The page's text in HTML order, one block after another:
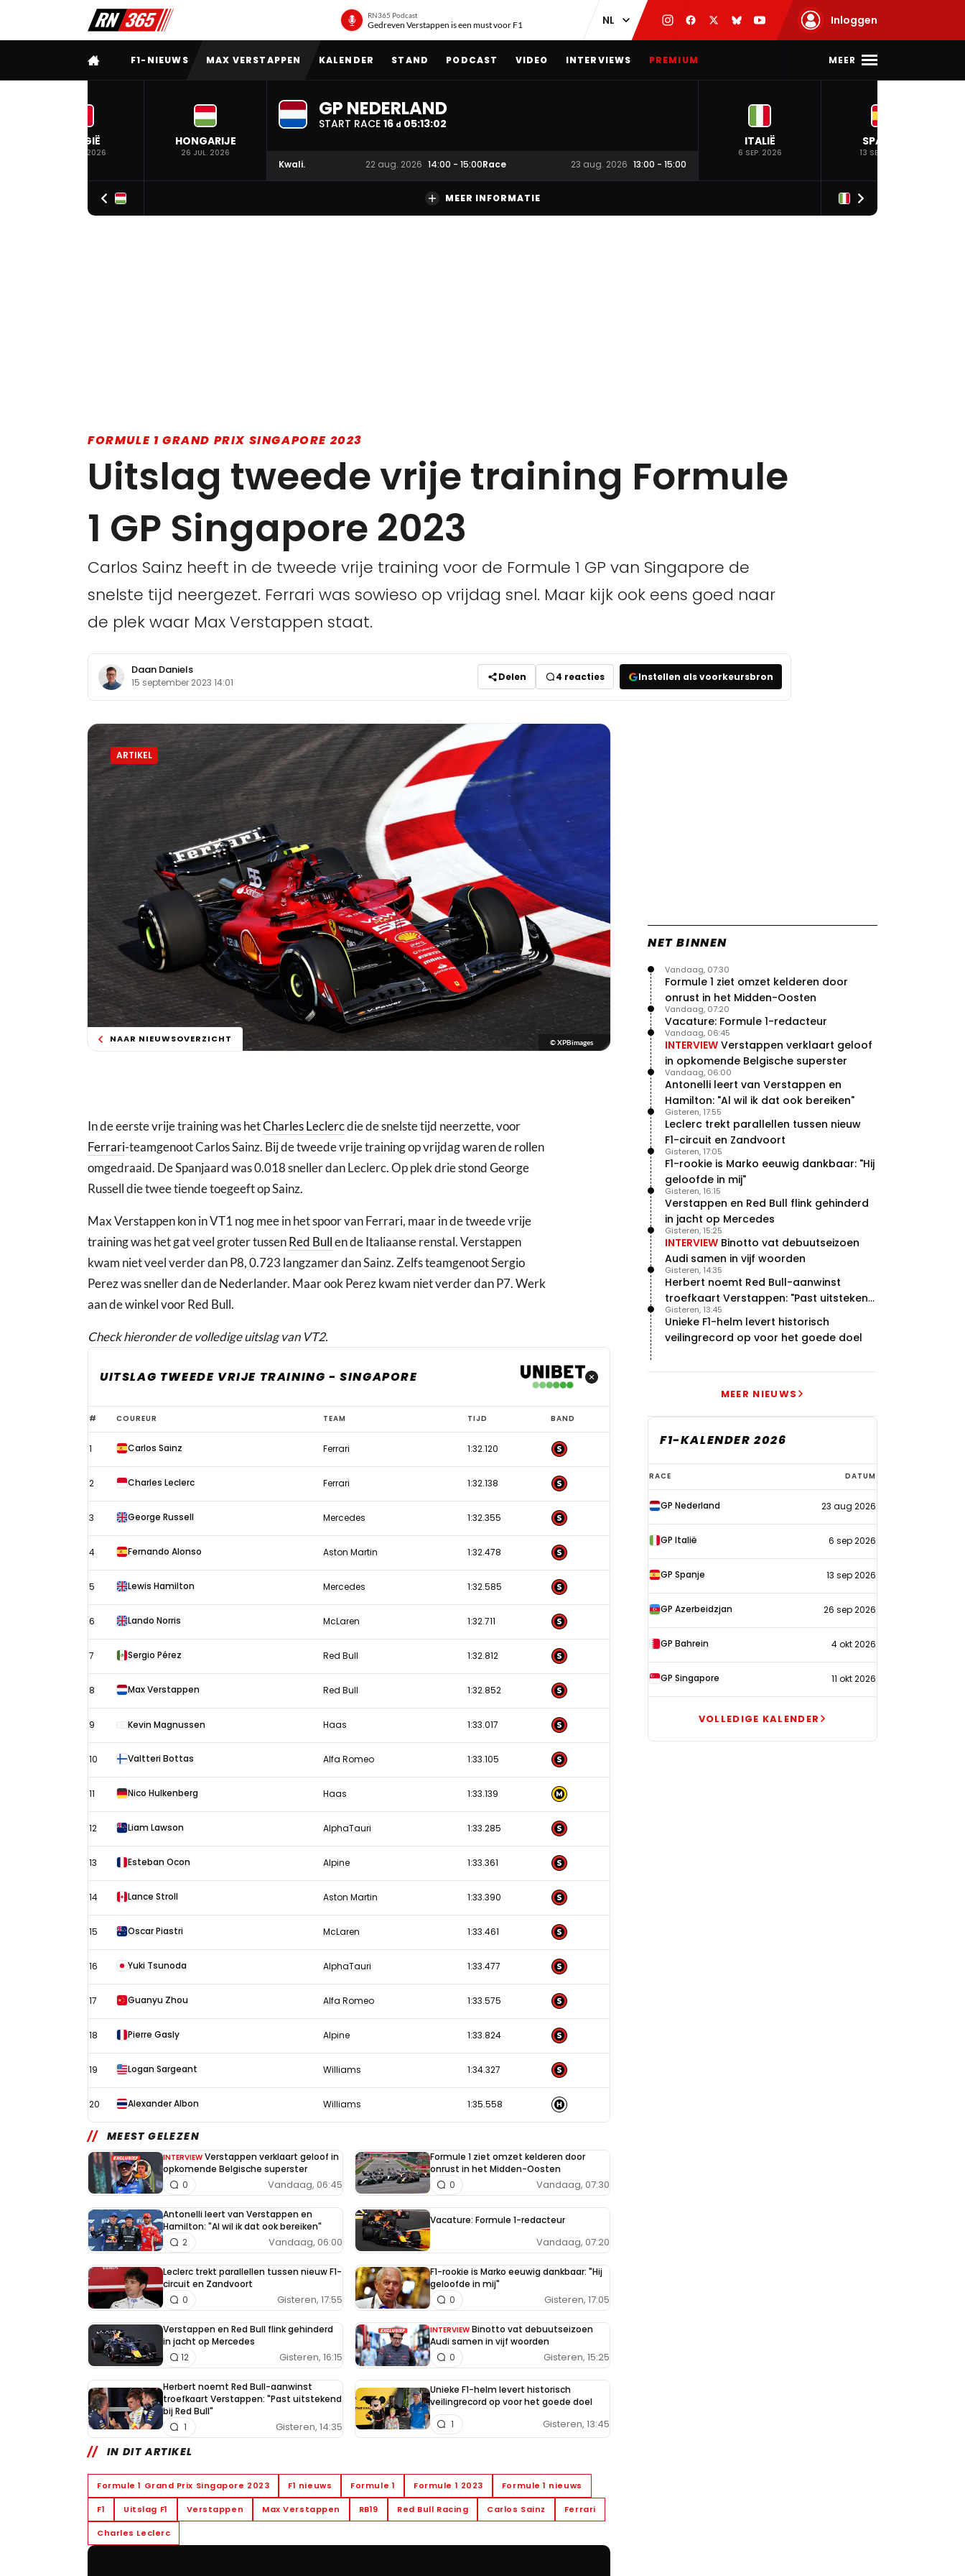
RN365 Podcast
Gedreven Verstappen is een must voor F1 Inloggen
VOLLEDIG MENU
F1-NIEUWS MAX VERSTAPPEN KALENDER STAND PODCAST VIDEO INTERVIEWS PREMIUM MEER
BELGIË
19 JUL. 2026
HONGARIJE
26 JUL. 2026
GP NEDERLAND
START RACE 16 d 05:13:00
Kwali. 22 aug. 2026 14:00 - 15:00Race 23 aug. 2026 13:00 - 15:00
ITALIË
6 SEP. 2026
SPANJE
13 SEP. 2026
MEER INFORMATIE
FORMULE 1 GRAND PRIX SINGAPORE 2023
Uitslag tweede vrije training Formule
1 GP Singapore 2023
Carlos Sainz heeft in de tweede vrije training voor de Formule 1 GP van Singapore de
snelste tijd neergezet. Ferrari was sowieso op vrijdag snel. Maar kijk ook eens goed naar
de plek waar Max Verstappen staat.
Daan Daniels
15 september 2023 14:01 Delen 4 reacties Instellen als voorkeursbron
ARTIKEL
NAAR NIEUWSOVERZICHT © XPBimages
In de eerste vrije training was hetCharles Leclercdie de snelste tijd neerzette, voor
Ferrari-teamgenoot Carlos Sainz. Bij de tweede vrije training op vrijdag waren de rollen
omgedraaid. De Spanjaard was 0.018 sneller dan Leclerc. Op plek drie stond George
Russell die twee tiende toegeeft op Sainz.
Max Verstappen kon in VT1 nog mee in het spoor van Ferrari, maar in de tweede vrije
training was het gat veel groter tussenRed Bullen de Italiaanse renstal. Verstappen
kwam niet veel verder dan P8, 0.723 langzamer dan Sainz. Zelfs teamgenoot Sergio
Perez was sneller dan de Nederlander. Maar ook Perez kwam niet verder dan P7. Werk
aan de winkel voor Red Bull.
Check hieronder de volledige uitslag van VT2.
UITSLAG TWEEDE VRIJE TRAINING - SINGAPORE
Uitslag
tweede
vrije
training
1
GP
Singapore
# COUREUR TEAM TIJD BAND
1 Carlos Sainz Ferrari 1:32.120
2 Charles Leclerc Ferrari 1:32.138
3 George Russell Mercedes 1:32.355
4 Fernando Alonso Aston Martin 1:32.478
5 Lewis Hamilton Mercedes 1:32.585
6 Lando Norris McLaren 1:32.711
7 Sergio Pérez Red Bull 1:32.812
8 Max Verstappen Red Bull 1:32.852
9 Kevin Magnussen Haas 1:33.017
10 Valtteri Bottas Alfa Romeo 1:33.105
11 Nico Hulkenberg Haas 1:33.139
12 Liam Lawson AlphaTauri 1:33.285
13 Esteban Ocon Alpine 1:33.361
14 Lance Stroll Aston Martin 1:33.390
15 Oscar Piastri McLaren 1:33.461
16 Yuki Tsunoda AlphaTauri 1:33.477
17 Guanyu Zhou Alfa Romeo 1:33.575
18 Pierre Gasly Alpine 1:33.824
19 Logan Sargeant Williams 1:34.327
20 Alexander Albon Williams 1:35.558
MEEST GELEZEN
INTERVIEW Verstappen verklaart geloof in
opkomende Belgische superster
Vandaag, 06:45
0
Formule 1 ziet omzet kelderen door
onrust in het Midden-Oosten
Vandaag, 07:30
0
Antonelli leert van Verstappen en
Hamilton: "Al wil ik dat ook bereiken"
Vandaag, 06:00
2
Vacature: Formule 1-redacteur
Vandaag, 07:20
Leclerc trekt parallellen tussen nieuw F1-
circuit en Zandvoort
Gisteren, 17:55
0
F1-rookie is Marko eeuwig dankbaar: "Hij
geloofde in mij"
Gisteren, 17:05
0
Verstappen en Red Bull flink gehinderd
in jacht op Mercedes
Gisteren, 16:15
12
INTERVIEW Binotto vat debuutseizoen
Audi samen in vijf woorden
Gisteren, 15:25
0
Herbert noemt Red Bull-aanwinst
troefkaart Verstappen: "Past uitstekend
bij Red Bull"
Gisteren, 14:35
1
Unieke F1-helm levert historisch
veilingrecord op voor het goede doel
Gisteren, 13:45
1
IN DIT ARTIKEL
Formule 1 Grand Prix Singapore 2023 F1 nieuws Formule 1 Formule 1 2023 Formule 1 nieuws
F1 Uitslag F1 Verstappen Max Verstappen RB19 Red Bull Racing Carlos Sainz Ferrari
Charles Leclerc
NET BINNEN
Formule 1 ziet omzet kelderen door
onrust in het Midden-Oosten
Vandaag, 07:30
Vacature: Formule 1-redacteur
Vandaag, 07:20
INTERVIEW Verstappen verklaart geloof
in opkomende Belgische superster
Vandaag, 06:45
Antonelli leert van Verstappen en
Hamilton: "Al wil ik dat ook bereiken"
Vandaag, 06:00
Leclerc trekt parallellen tussen nieuw
F1-circuit en Zandvoort
Gisteren, 17:55
F1-rookie is Marko eeuwig dankbaar: "Hij
geloofde in mij"
Gisteren, 17:05
Verstappen en Red Bull flink gehinderd
in jacht op Mercedes
Gisteren, 16:15
INTERVIEW Binotto vat debuutseizoen
Audi samen in vijf woorden
Gisteren, 15:25
Herbert noemt Red Bull-aanwinst
troefkaart Verstappen: "Past uitstekend
bij Red Bull"
Gisteren, 14:35
Unieke F1-helm levert historisch
veilingrecord op voor het goede doel
Gisteren, 13:45
MEER NIEUWS
F1-KALENDER 2026
F1-
kalender
2026
RACE DATUM
GP Nederland 23 aug 2026
GP Italië 6 sep 2026
GP Spanje 13 sep 2026
GP Azerbeidzjan 26 sep 2026
GP Bahrein 4 okt 2026
GP Singapore 11 okt 2026
VOLLEDIGE KALENDER